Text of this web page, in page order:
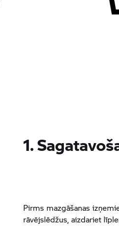
1.
Pirms mazgāšanas
rāvējslēdžus, aizdariet